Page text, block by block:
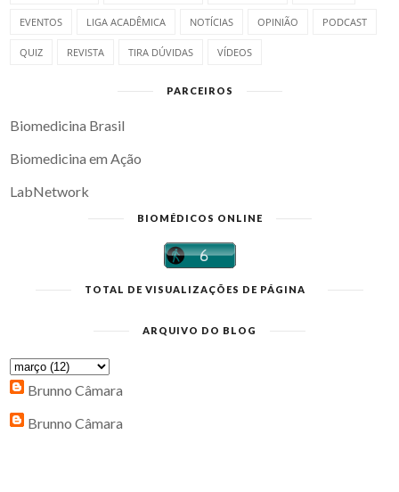
EVENTOS LIGA ACADÊMICA NOTÍCIAS OPINIÃO PODCAST
QUIZ REVISTA TIRA DÚVIDAS VÍDEOS
PARCEIROS
Biomedicina Brasil
Biomedicina em Ação
LabNetwork
BIOMÉDICOS ONLINE
TOTAL DE VISUALIZAÇÕES DE PÁGINA
ARQUIVO DO BLOG
Brunno Câmara
Brunno Câmara